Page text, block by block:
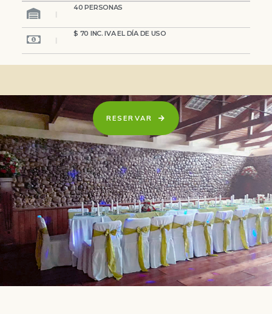
RESERVAR
40 PERSONAS
$ 70 INC. IVA EL DÍA DE USO